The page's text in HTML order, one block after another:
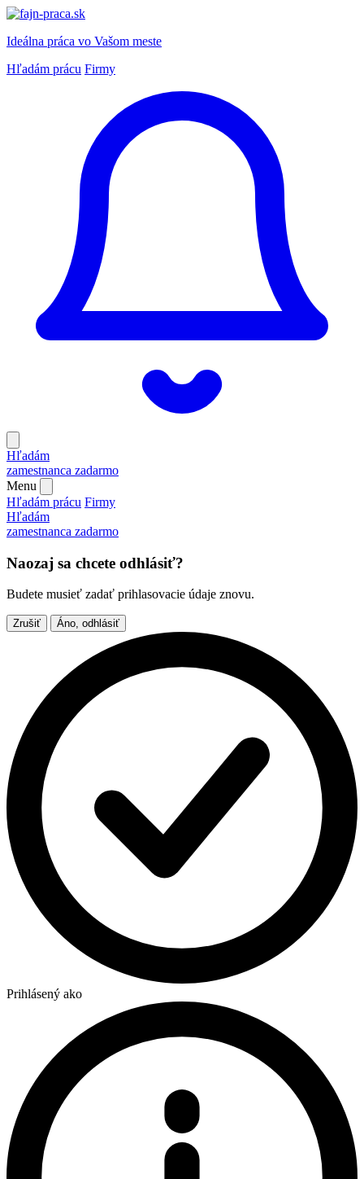
Ideálna práca vo Vašom meste
Hľadám prácu Firmy
Hľadám
zamestnanca zadarmo
Menu
Hľadám prácu Firmy
Hľadám
zamestnanca zadarmo
Naozaj sa chcete odhlásiť?
Budete musieť zadať prihlasovacie údaje znovu.
Zrušiť Áno, odhlásiť
Prihlásený ako